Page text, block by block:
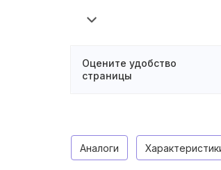
Оцените удобство
страницы
Аналоги